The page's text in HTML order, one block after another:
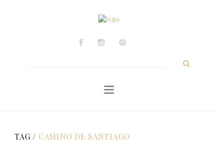
TAG / CAMINO DE SANTIAGO